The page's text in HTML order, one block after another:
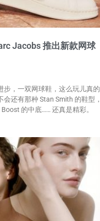
Jacobs 推出新款网球
步，一双网球鞋，这么玩儿真的
还有那种 Stan Smith 的鞋型，
的中底…… 还真是精彩。